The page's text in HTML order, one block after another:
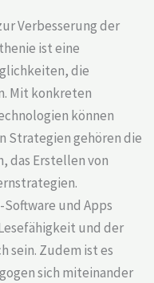
Verbesserung der
ist eine
die
Mit konkreten
können
Strategien gehören die
das Erstellen von
und Apps
und der
sein. Zudem ist es
sich miteinander